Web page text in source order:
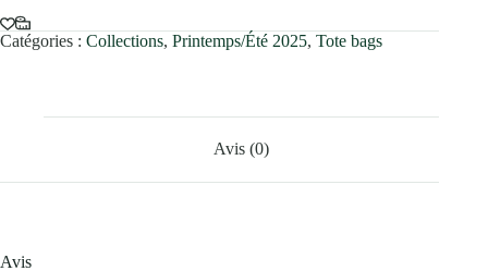
THEANA
M
Catégories : Collections, Printemps/Été 2025, Tote bags
Avis (0)
Avis